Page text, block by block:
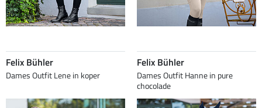
Felix Bühler
Dames Outfit Lene in koper
Felix Bühler
Dames Outfit Hanne in pure
chocolade